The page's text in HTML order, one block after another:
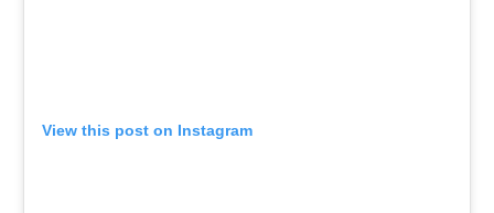
View this post on Instagram